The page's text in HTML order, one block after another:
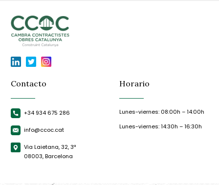
Contacto
+34 934 675 286
info@ccoc.cat
Via Laietana, 32, 3ª
08003, Barcelona
Horario
Lunes-viernes: 08:00h – 14:00h
Lunes-viernes: 14:30h – 16:30h